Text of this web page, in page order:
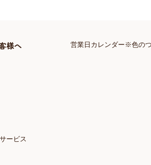
様へ
ービス
営業日カレンダー※色の